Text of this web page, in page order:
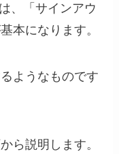
、「サインアウ
本になります。
ようなものです
ら説明します。